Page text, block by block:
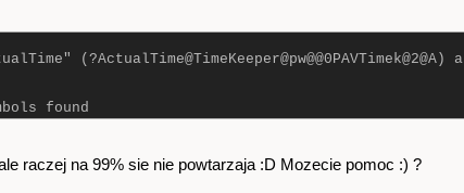
a
found
raczej na 99% sie nie powtarzaja :D Mozecie pomoc :) ?